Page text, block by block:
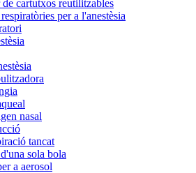
cartutxos reutilitzables
per a l'anestèsia
nasal
tancat
sola bola
a aerosol